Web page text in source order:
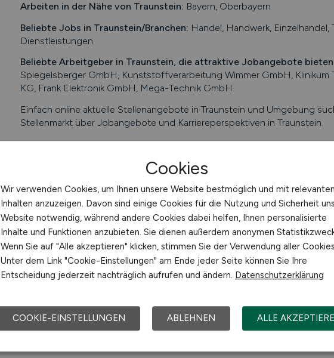
Arbeiten in der Nähe von Traunstein: Bayern, Oberbayern
Beliebte Jobs in Traunstein/Branchen: Handel, Handwerk, Einzelhandel,
Dienstleistungen
Beliebte Arbeitgeber in Traunstein, die attraktive Jobangebote bieten
Spiegelsberger GmbH, Kunststoffverarbeitung Wimmer GmbH, Klinikum
KG, Frank Elektronik GmbH, Mega-Technik GmbH
Einfach online aktuelle Stellenangebote in Traunstein und Umgebung
Stellenmarkt über Jobangebote und Karriereperspektiven in Traunstein
Machen Sie den nächsten Schritt auf der Karriereleiter – auf unsere
Kurzinfo/Auszug Traunstein. Alle Angaben ohne Gewähr.
Cookies
Wir verwenden Cookies, um Ihnen unsere Website bestmöglich und mit relevanten
Inhalten anzuzeigen. Davon sind einige Cookies für die Nutzung und Sicherheit
Website notwendig, während andere Cookies dabei helfen, Ihnen personalisierte
Inhalte und Funktionen anzubieten. Sie dienen außerdem anonymen
Wenn Sie auf "Alle akzeptieren" klicken, stimmen Sie der Verwendung aller
Unter dem Link "Cookie-Einstellungen" am Ende jeder Seite können Sie Ihre
Entscheidung jederzeit nachträglich aufrufen und ändern. Datenschutzerklärung
COOKIE-EINSTELLUNGEN ABLEHNEN ALLE